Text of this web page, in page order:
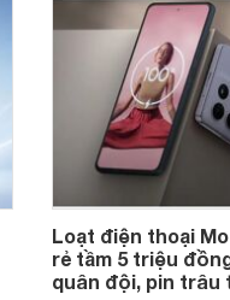
Loạt điện thoại
rẻ tầm 5 triệu
quân đội, pin trâu